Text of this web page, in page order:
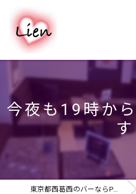
今夜も19時か
東京都西葛西のバーならPUB & BAR Lien